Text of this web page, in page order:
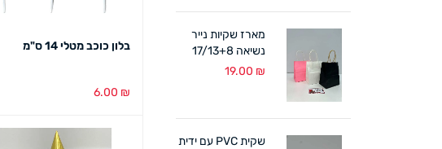
מארז שקיות נייר
נשיאה 17/13+8
ס"מ ידית מגולגלת
19.00 ₪
שקית PVC עם ידית
בלון כוכב מטלי 14 ס"מ
6.00 ₪